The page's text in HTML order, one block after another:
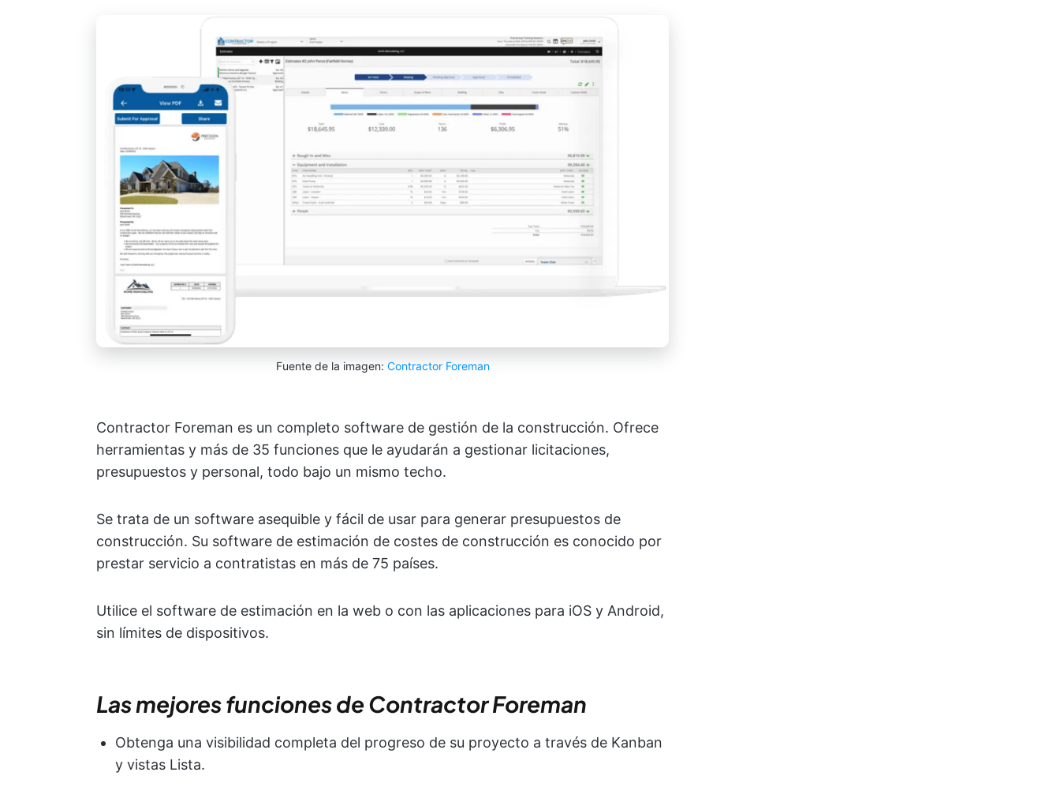
Fuente de la imagen: Contractor Foreman
Contractor Foreman es un completo software de gestión de la construcción. Ofrece
herramientas y más de 35 funciones que le ayudarán a gestionar licitaciones,
presupuestos y personal, todo bajo un mismo techo.
Se trata de un software asequible y fácil de usar para generar presupuestos de
construcción. Su software de estimación de costes de construcción es conocido por
prestar servicio a contratistas en más de 75 países.
Utilice el software de estimación en la web o con las aplicaciones para iOS y Android,
sin límites de dispositivos.
Las mejores funciones de Contractor Foreman
Obtenga una visibilidad completa del progreso de su proyecto a través de Kanban
y vistas Lista.